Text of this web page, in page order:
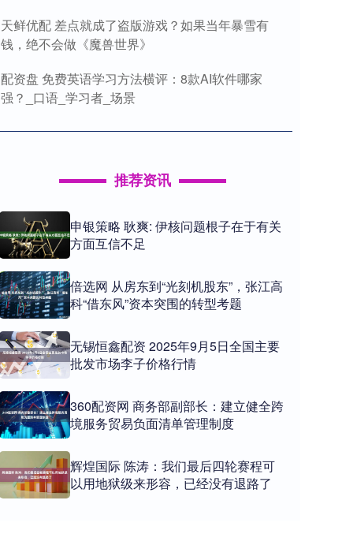
天鲜优配 差点就成了盗版游戏？如果当年暴雪有
钱，绝不会做《魔兽世界》
配资盘 免费英语学习方法横评：8款AI软件哪家
强？_口语_学习者_场景
推荐资讯
申银策略 耿爽: 伊核问题根子在于有关
方面互信不足
倍选网 从房东到“光刻机股东”，张江高
科“借东风”资本突围的转型考题
无锡恒鑫配资 2025年9月5日全国主要
批发市场李子价格行情
360配资网 商务部副部长：建立健全跨
境服务贸易负面清单管理制度
辉煌国际 陈涛：我们最后四轮赛程可
以用地狱级来形容，已经没有退路了